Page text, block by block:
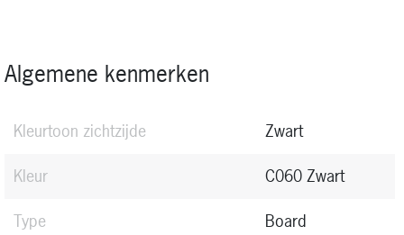
Algemene kenmerken
Kleurtoon zichtzijde
Zwart
Kleur
C060 Zwart
Type
Board